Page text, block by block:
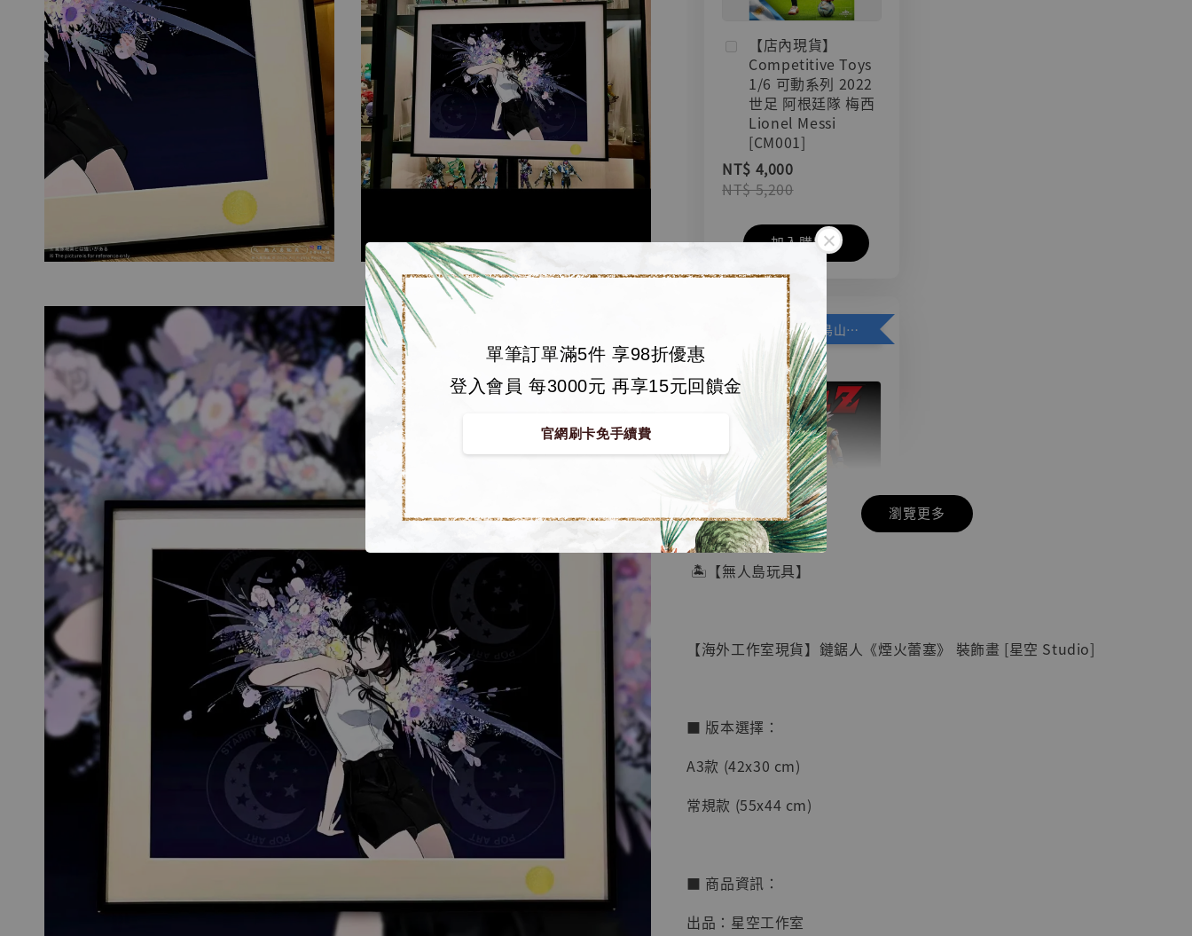
單筆訂單滿5件 享98折優惠
登入會員 每3000元 再享15元回饋金
官網刷卡免手續費
【店內現貨】
Competitive Toys
1/6 可動系列 2022
世足 阿根廷隊 梅西
Lionel Messi
[CM001]
NT$ 4,000
NT$ 5,200
加入購物車
加購優惠【悟空 鳥山明紀念款 [奇蹟工作室]】
【店內現貨】七龍珠
系列蒐藏雕像 悟空
NT$ 4,280
- +
加入購物車
瀏覽更多
🏝【無人島玩具】
【海外工作室現貨】鏈鋸人《煙火蕾塞》 裝飾畫 [星空 Studio]
■ 版本選擇：
A3款 (42x30 cm)
常規款 (55x44 cm)
■ 商品資訊：
出品：星空工作室